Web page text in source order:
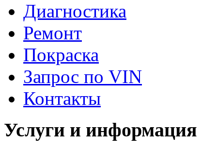
Диагностика
Ремонт
Покраска
Запрос по VIN
Контакты
Услуги и информация